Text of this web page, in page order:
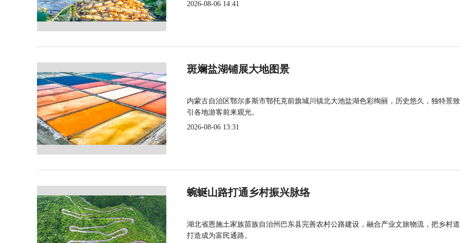
2026-08-06 14:41
斑斓盐湖铺展大地图景
内蒙古自治区鄂尔多斯市鄂托克前旗城川镇北大池盐湖色彩绚丽，历史悠久，独特景
引各地游客前来观光。
2026-08-06 13:31
蜿蜒山路打通乡村振兴脉络
湖北省恩施土家族苗族自治州巴东县完善农村公路建设，融合产业文旅物流，把乡村
打造成为富民通路。